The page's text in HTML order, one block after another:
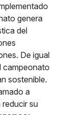
genera
del
De igual
campeonato
sostenible.
a
su